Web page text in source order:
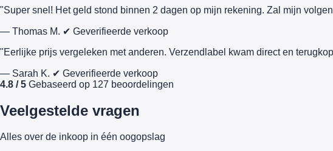
"Super snel! Het geld stond binnen 2 dagen op mijn rekening. Zal mijn
— Thomas M. ✔ Geverifieerde verkoop
"Eerlijke prijs vergeleken met anderen. Verzendlabel kwam direct en
— Sarah K. ✔ Geverifieerde verkoop
4.8 / 5 Gebaseerd op 127 beoordelingen
Veelgestelde vragen
Alles over de inkoop in één oogopslag